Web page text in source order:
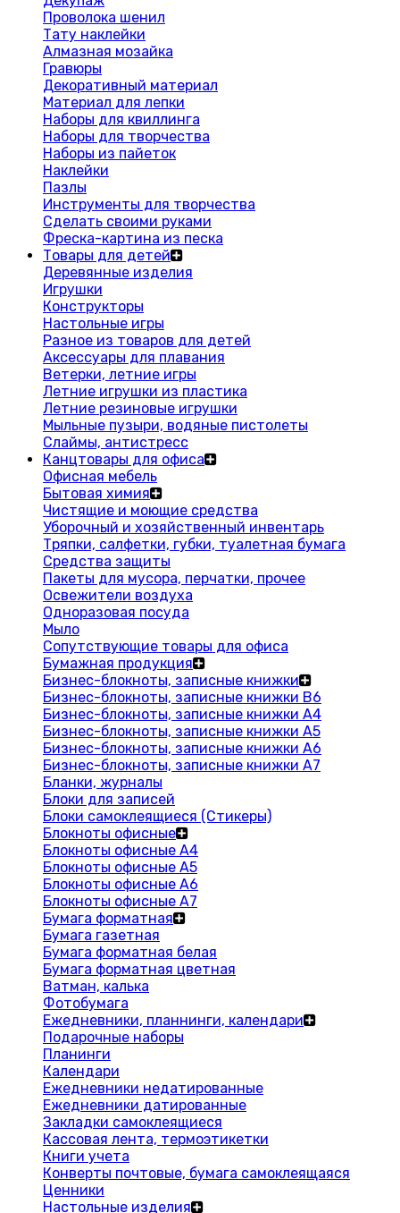
Проволока шенил
Тату наклейки
Алмазная мозайка
Гравюры
Декоративный материал
Материал для лепки
Наборы для квиллинга
Наборы для творчества
Наборы из пайеток
Наклейки
Пазлы
Инструменты для творчества
Сделать своими руками
Фреска-картина из песка
Товары для детей
Деревянные изделия
Игрушки
Конструкторы
Настольные игры
Разное из товаров для детей
Аксессуары для плавания
Ветерки, летние игры
Летние игрушки из пластика
Летние резиновые игрушки
Мыльные пузыри, водяные пистолеты
Слаймы, антистресс
Канцтовары для офиса
Офисная мебель
Бытовая химия
Чистящие и моющие средства
Уборочный и хозяйственный инвентарь
Тряпки, салфетки, губки, туалетная бумага
Средства защиты
Пакеты для мусора, перчатки, прочее
Освежители воздуха
Одноразовая посуда
Мыло
Сопутствующие товары для офиса
Бумажная продукция
Бизнес-блокноты, записные книжки
Бизнес-блокноты, записные книжки В6
Бизнес-блокноты, записные книжки A4
Бизнес-блокноты, записные книжки А5
Бизнес-блокноты, записные книжки А6
Бизнес-блокноты, записные книжки А7
Бланки, журналы
Блоки для записей
Блоки самоклеящиеся (Стикеры)
Блокноты офисные
Блокноты офисные A4
Блокноты офисные A5
Блокноты офисные A6
Блокноты офисные A7
Бумага форматная
Бумага газетная
Бумага форматная белая
Бумага форматная цветная
Ватман, калька
Фотобумага
Ежедневники, планнинги, календари
Подарочные наборы
Планинги
Календари
Ежедневники недатированные
Ежедневники датированные
Закладки самоклеящиеся
Кассовая лента, термоэтикетки
Книги учета
Конверты почтовые, бумага самоклеящаяся
Ценники
Настольные изделия